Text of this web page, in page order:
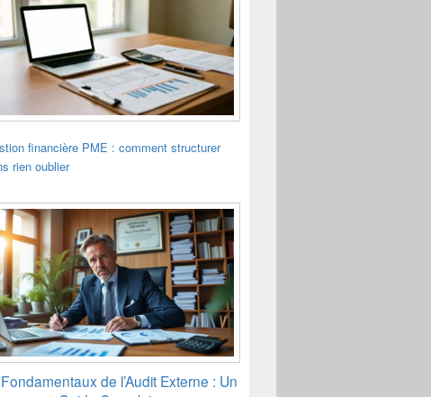
financière PME : comment structurer
rien oublier
de l’Audit Externe : Un